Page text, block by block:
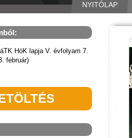
NYITÓLAP
HöK lapja V. évfolyam 7.
február)